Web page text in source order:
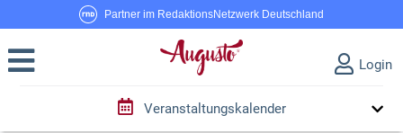
Partner im RedaktionsNetzwerk Deutschland
Login
Veranstaltungskalender